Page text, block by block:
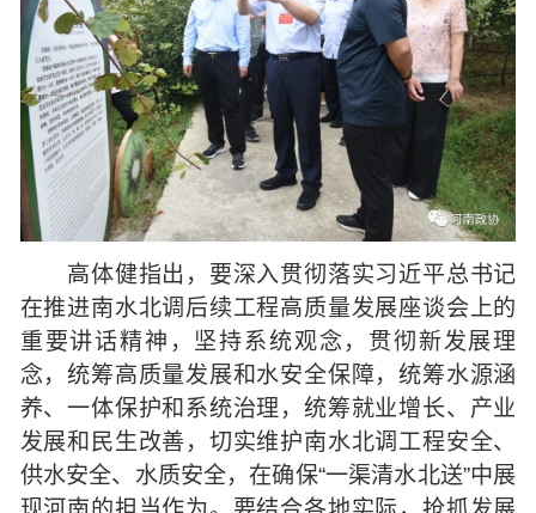
高体健指出，要深入贯彻落实习近平总书记
在推进南水北调后续工程高质量发展座谈会上的
重要讲话精神，坚持系统观念，贯彻新发展理
念，统筹高质量发展和水安全保障，统筹水源涵
养、一体保护和系统治理，统筹就业增长、产业
发展和民生改善，切实维护南水北调工程安全、
供水安全、水质安全，在确保“一渠清水北送”中展